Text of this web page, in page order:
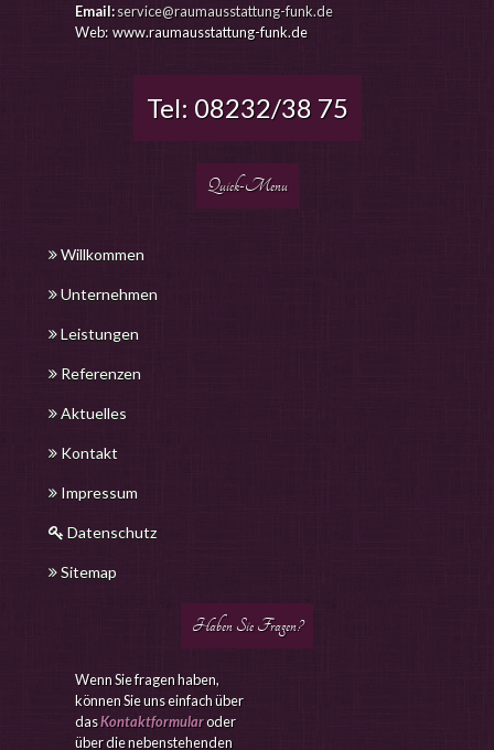
Email: service@raumausstattung-funk.de
Web: www.raumausstattung-funk.de
Tel: 08232/38 75
Quick-Menu
Willkommen
Unternehmen
Leistungen
Referenzen
Aktuelles
Kontakt
Impressum
Datenschutz
Sitemap
Haben Sie Fragen?
Wenn Sie fragen haben,
können Sie uns einfach über
dasKontaktformularoder
über die nebenstehenden